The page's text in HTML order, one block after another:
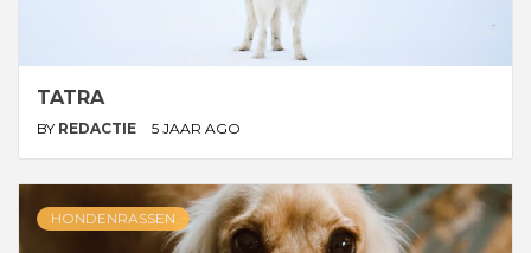
TATRA
BY REDACTIE 5 JAAR AGO
HONDENRASSEN